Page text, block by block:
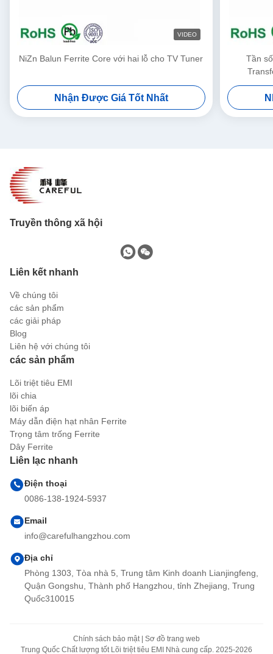
VIDEO
NiZn Balun Ferrite Core với hai lỗ cho TV Tuner
Nhận Được Giá Tốt Nhất
Tần
Truyền thông xã hội
Liên kết nhanh
Về chúng tôi
các sản phẩm
các giải pháp
Blog
Liên hệ với chúng tôi
các sản phẩm
Lõi triệt tiêu EMI
lõi chia
lõi biến áp
Máy dẫn điện hạt nhân Ferrite
Trọng tâm trống Ferrite
Dây Ferrite
Liên lạc nhanh
Điện thoại
0086-138-1924-5937
Email
info@carefulhangzhou.com
Địa chỉ
Phòng 1303, Tòa nhà 5, Trung tâm Kinh doanh Lianjingfeng,
Quận Gongshu, Thành phố Hangzhou, tỉnh Zhejiang, Trung
Quốc310015
Chính sách bảo mật | Sơ đồ trang web
Trung Quốc Chất lượng tốt Lõi triệt tiêu EMI Nhà cung cấp. 2025-2026